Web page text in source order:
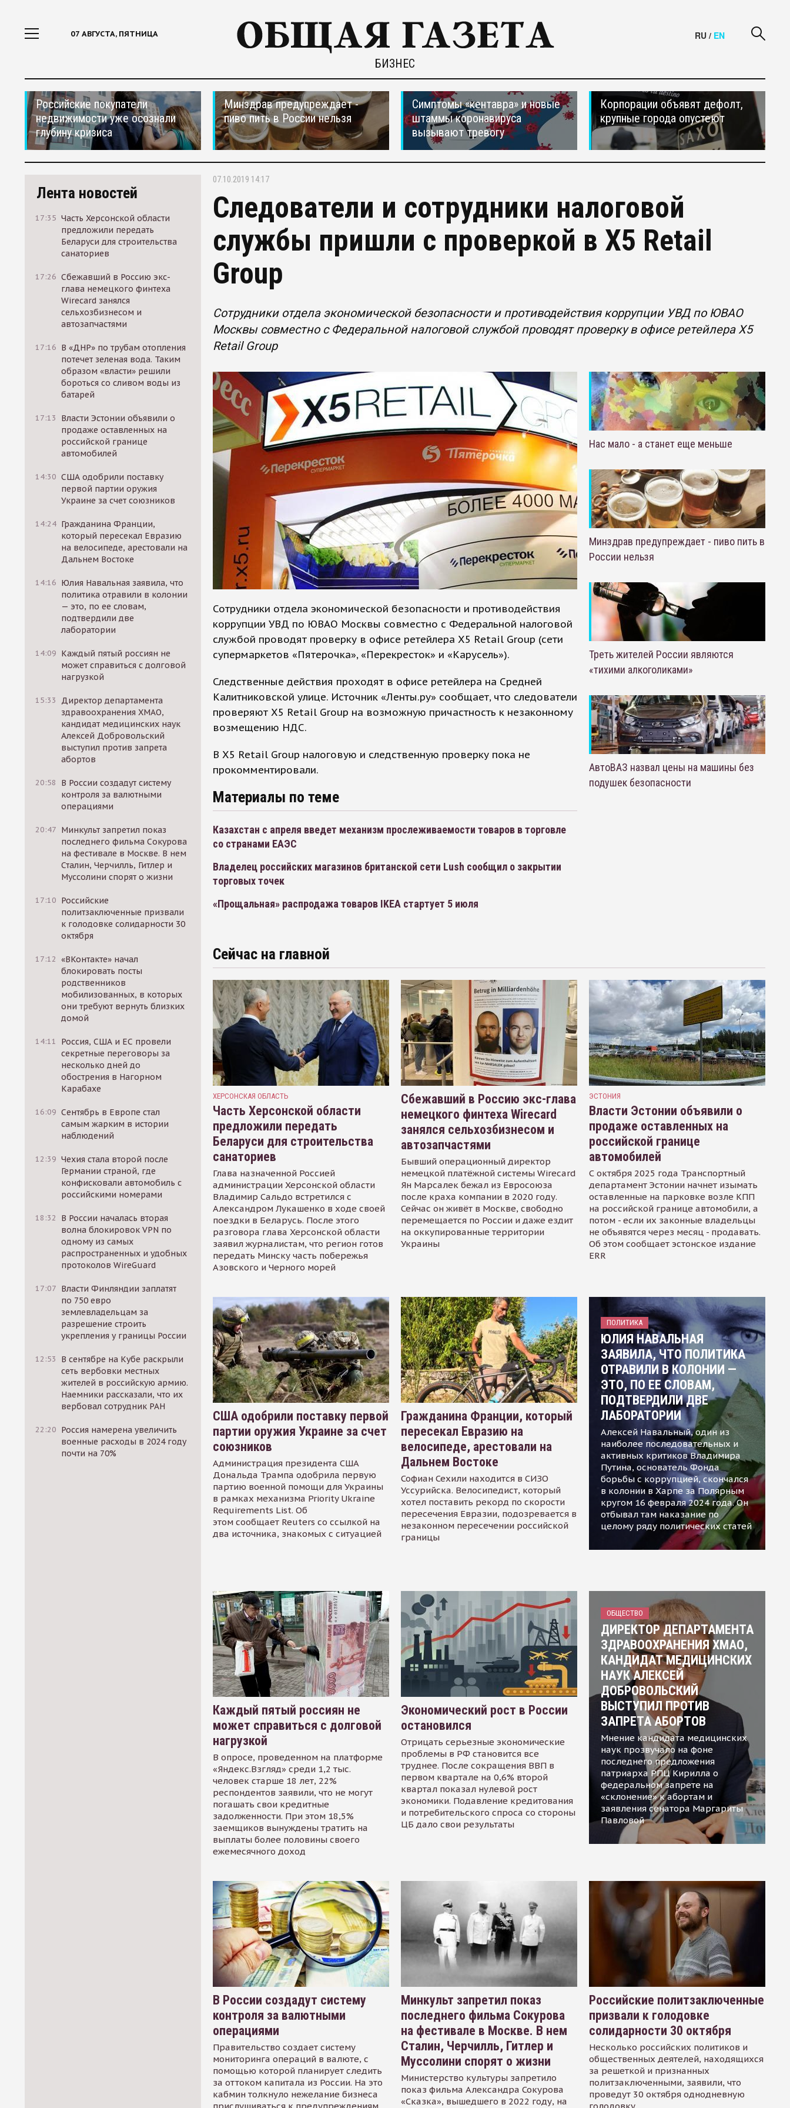
07 АВГУСТА, ПЯТНИЦА
БИЗНЕС
RU / EN
Российские покупатели
недвижимости уже осознали
глубину кризиса
Минздрав предупреждает -
пиво пить в России нельзя
Симптомы «кентавра» и новые
штаммы коронавируса
вызывают тревогу
Корпорации объявят дефолт,
крупные города опустеют
Лента новостей
17:35 Часть Херсонской области
предложили передать
Беларуси для строительства
санаториев
17:26 Сбежавший в Россию экс-
глава немецкого финтеха
Wirecard занялся
сельхозбизнесом и
автозапчастями
17:16 В «ДНР» по трубам отопления
потечет зеленая вода. Таким
образом «власти» решили
бороться со сливом воды из
батарей
17:13
Власти Эстонии объявили о
продаже оставленных на
российской границе
автомобилей
14:30 США одобрили поставку
первой партии оружия
Украине за счет союзников
14:24 Гражданина Франции,
который пересекал Евразию
на велосипеде, арестовали на
Дальнем Востоке
14:16 Юлия Навальная заявила, что
политика отравили в колонии
— это, по ее словам,
подтвердили две
лаборатории
14:09 Каждый пятый россиян не
может справиться с долговой
нагрузкой
15:33
Директор департамента
здравоохранения ХМАО,
кандидат медицинских наук
Алексей Добровольский
выступил против запрета
абортов
20:58
В России создадут систему
контроля за валютными
операциями
20:47 Минкульт запретил показ
последнего фильма Сокурова
на фестивале в Москве. В нем
Сталин, Черчилль, Гитлер и
Муссолини спорят о жизни
17:10 Российские
политзаключенные призвали
к голодовке солидарности 30
октября
17:12 «ВКонтакте» начал
блокировать посты
родственников
мобилизованных, в которых
они требуют вернуть близких
домой
14:11
Россия, США и ЕС провели
секретные переговоры за
несколько дней до
обострения в Нагорном
Карабахе
16:09 Сентябрь в Европе стал
самым жарким в истории
наблюдений
12:39 Чехия стала второй после
Германии страной, где
конфисковали автомобиль с
российскими номерами
18:32
В России началась вторая
волна блокировок VPN по
одному из самых
распространенных и удобных
протоколов WireGuard
17:07 Власти Финляндии заплатят
по 750 евро
землевладельцам за
разрешение строить
укрепления у границы России
12:53
В сентябре на Кубе раскрыли
сеть вербовки местных
жителей в российскую армию.
Наемники рассказали, что их
вербовал сотрудник РАН
22:20 Россия намерена увеличить
военные расходы в 2024 году
почти на 70%
07.10.2019 14:17
Следователи и сотрудники налоговой
службы пришли с проверкой в X5 Retail
Group
Сотрудники отдела экономической безопасности и противодействия коррупции УВД по ЮВАО
Москвы совместно с Федеральной налоговой службой проводят проверку в офисе ретейлера X5
Retail Group
Сотрудники отдела экономической безопасности и противодействия
коррупции УВД по ЮВАО Москвы совместно с Федеральной налоговой
службой проводят проверку в офисе ретейлера X5 Retail Group (сети
супермаркетов «Пятерочка», «Перекресток» и «Карусель»).
Следственные действия проходят в офисе ретейлера на Средней
Калитниковской улице. Источник «Ленты.ру» сообщает, что следователи
проверяют X5 Retail Group на возможную причастность к незаконному
возмещению НДС.
В X5 Retail Group налоговую и следственную проверку пока не
прокомментировали.
Материалы по теме
Казахстан с апреля введет механизм прослеживаемости товаров в торговле
со странами ЕАЭС
Владелец российских магазинов британской сети Lush сообщил о закрытии
торговых точек
«Прощальная» распродажа товаров IKEA стартует 5 июля
Нас мало - а станет еще меньше
Минздрав предупреждает - пиво пить в
России нельзя
Треть жителей России являются
«тихими алкоголиками»
АвтоВАЗ назвал цены на машины без
подушек безопасности
Сейчас на главной
ХЕРСОНСКАЯ ОБЛАСТЬ
Часть Херсонской области
предложили передать
Беларуси для строительства
санаториев
Глава назначенной Россией
администрации Херсонской области
Владимир Сальдо встретился с
Александром Лукашенко в ходе своей
поездки в Беларусь. После этого
разговора глава Херсонской области
заявил журналистам, что регион готов
передать Минску часть побережья
Азовского и Черного морей
Сбежавший в Россию экс-глава
немецкого финтеха Wirecard
занялся сельхозбизнесом и
автозапчастями
Бывший операционный директор
немецкой платёжной системы Wirecard
Ян Марсалек бежал из Евросоюза
после краха компании в 2020 году.
Сейчас он живёт в Москве, свободно
перемещается по России и даже ездит
на оккупированные территории
Украины
ЭСТОНИЯ
Власти Эстонии объявили о
продаже оставленных на
российской границе
автомобилей
С октября 2025 года Транспортный
департамент Эстонии начнет изымать
оставленные на парковке возле КПП
на российской границе автомобили, а
потом - если их законные владельцы
не объявятся через месяц - продавать.
Об этом сообщает эстонское издание
ERR
США одобрили поставку первой
партии оружия Украине за счет
союзников
Администрация президента США
Дональда Трампа одобрила первую
партию военной помощи для Украины
в рамках механизма Priority Ukraine
Requirements List. Об
этом сообщает Reuters со ссылкой на
два источника, знакомых с ситуацией
Гражданина Франции, который
пересекал Евразию на
велосипеде, арестовали на
Дальнем Востоке
Софиан Сехили находится в СИЗО
Уссурийска. Велосипедист, который
хотел поставить рекорд по скорости
пересечения Евразии, подозревается в
незаконном пересечении российской
границы
ПОЛИТИКА
ЮЛИЯ НАВАЛЬНАЯ
ЗАЯВИЛА, ЧТО ПОЛИТИКА
ОТРАВИЛИ В КОЛОНИИ —
ЭТО, ПО ЕЕ СЛОВАМ,
ПОДТВЕРДИЛИ ДВЕ
ЛАБОРАТОРИИ
Алексей Навальный, один из
наиболее последовательных и
активных критиков Владимира
Путина, основатель Фонда
борьбы с коррупцией, скончался
в колонии в Харпе за Полярным
кругом 16 февраля 2024 года. Он
отбывал там наказание по
целому ряду политических статей
Каждый пятый россиян не
может справиться с долговой
нагрузкой
В опросе, проведенном на платформе
«Яндекс.Взгляд» среди 1,2 тыс.
человек старше 18 лет, 22%
респондентов заявили, что не могут
погашать свои кредитные
задолженности. При этом 18,5%
заемщиков вынуждены тратить на
выплаты более половины своего
ежемесячного доход
Экономический рост в России
остановился
Отрицать серьезные экономические
проблемы в РФ становится все
труднее. После сокращения ВВП в
первом квартале на 0,6% второй
квартал показал нулевой рост
экономики. Подавление кредитования
и потребительского спроса со стороны
ЦБ дало свои результаты
ОБЩЕСТВО
ДИРЕКТОР ДЕПАРТАМЕНТА
ЗДРАВООХРАНЕНИЯ ХМАО,
КАНДИДАТ МЕДИЦИНСКИХ
НАУК АЛЕКСЕЙ
ДОБРОВОЛЬСКИЙ
ВЫСТУПИЛ ПРОТИВ
ЗАПРЕТА АБОРТОВ
Мнение кандидата медицинских
наук прозвучало на фоне
последнего предложения
патриарха РПЦ Кирилла о
федеральном запрете на
«склонение» к абортам и
заявления сенатора Маргариты
Павловой
В России создадут систему
контроля за валютными
операциями
Правительство создает систему
мониторинга операций в валюте, с
помощью которой планирует следить
за оттоком капитала из России. На это
кабмин толкнуло нежелание бизнеса
Минкульт запретил показ
последнего фильма Сокурова
на фестивале в Москве. В нем
Сталин, Черчилль, Гитлер и
Муссолини спорят о жизни
Министерство культуры запретило
показ фильма Александра Сокурова
«Сказка», вышедшего в 2022 году, на
Российские политзаключенные
призвали к голодовке
солидарности 30 октября
Несколько российских политиков и
общественных деятелей, находящихся
за решеткой и признанных
политзаключенными, заявили, что
проведут 30 октября однодневную